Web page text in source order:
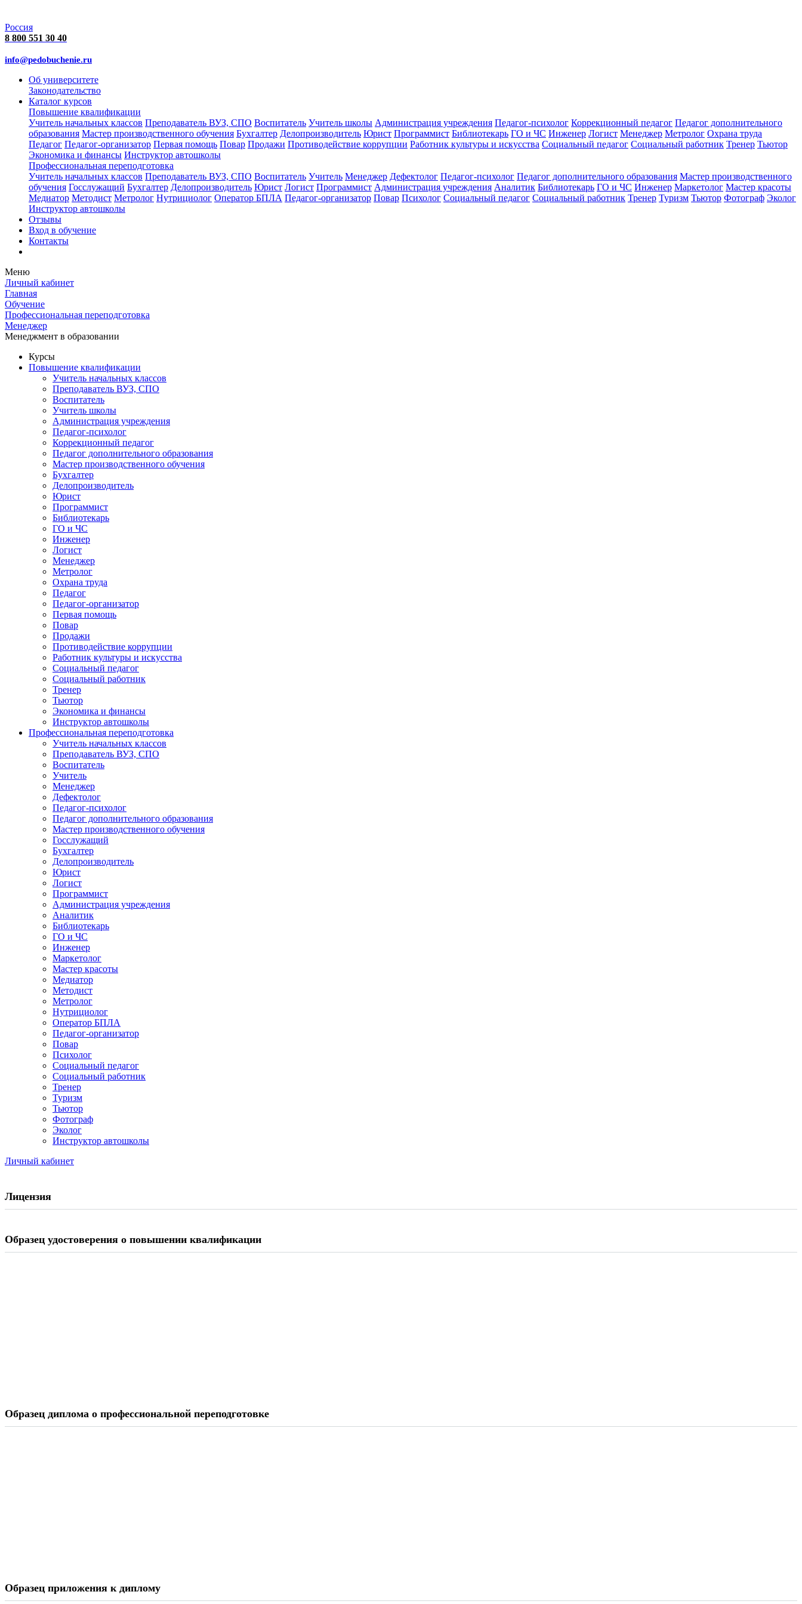
Россия
8 800 551 30 40
info@pedobuchenie.ru
Об университете
Законодательство
Каталог курсов
Повышение квалификации
Учитель начальных классов Преподаватель ВУЗ, СПО Воспитатель Учитель школы Администрация учреждения Педагог-психолог Коррекционный педагог Педагог дополнительного
образования Мастер производственного обучения Бухгалтер Делопроизводитель Юрист Программист Библиотекарь ГО и ЧС Инженер Логист Менеджер Метролог Охрана труда
Педагог Педагог-организатор Первая помощь Повар Продажи Противодействие коррупции Работник культуры и искусства Социальный педагог Социальный работник Тренер Тьютор
Экономика и финансы Инструктор автошколы
Профессиональная переподготовка
Учитель начальных классов Преподаватель ВУЗ, СПО Воспитатель Учитель Менеджер Дефектолог Педагог-психолог Педагог дополнительного образования Мастер производственного
обучения Госслужащий Бухгалтер Делопроизводитель Юрист Логист Программист Администрация учреждения Аналитик Библиотекарь ГО и ЧС Инженер Маркетолог Мастер красоты
Медиатор Методист Метролог Нутрициолог Оператор БПЛА Педагог-организатор Повар Психолог Социальный педагог Социальный работник Тренер Туризм Тьютор Фотограф Эколог
Инструктор автошколы
Отзывы
Вход в обучение
Контакты
Меню
Личный кабинет
Главная
Обучение
Профессиональная переподготовка
Менеджер
Менеджмент в образовании
Курсы
Повышение квалификации
Учитель начальных классов
Преподаватель ВУЗ, СПО
Воспитатель
Учитель школы
Администрация учреждения
Педагог-психолог
Коррекционный педагог
Педагог дополнительного образования
Мастер производственного обучения
Бухгалтер
Делопроизводитель
Юрист
Программист
Библиотекарь
ГО и ЧС
Инженер
Логист
Менеджер
Метролог
Охрана труда
Педагог
Педагог-организатор
Первая помощь
Повар
Продажи
Противодействие коррупции
Работник культуры и искусства
Социальный педагог
Социальный работник
Тренер
Тьютор
Экономика и финансы
Инструктор автошколы
Профессиональная переподготовка
Учитель начальных классов
Преподаватель ВУЗ, СПО
Воспитатель
Учитель
Менеджер
Дефектолог
Педагог-психолог
Педагог дополнительного образования
Мастер производственного обучения
Госслужащий
Бухгалтер
Делопроизводитель
Юрист
Логист
Программист
Администрация учреждения
Аналитик
Библиотекарь
ГО и ЧС
Инженер
Маркетолог
Мастер красоты
Медиатор
Методист
Метролог
Нутрициолог
Оператор БПЛА
Педагог-организатор
Повар
Психолог
Социальный педагог
Социальный работник
Тренер
Туризм
Тьютор
Фотограф
Эколог
Инструктор автошколы
Личный кабинет
Лицензия
Образец удостоверения о повышении квалификации
Образец диплома о профессиональной переподготовке
Образец приложения к диплому